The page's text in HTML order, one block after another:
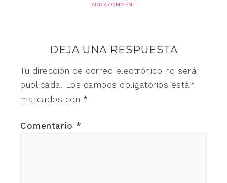
ADD A COMMENT
DEJA UNA RESPUESTA
Tu dirección de correo electrónico no será
publicada. Los campos obligatorios están
marcados con *
Comentario *